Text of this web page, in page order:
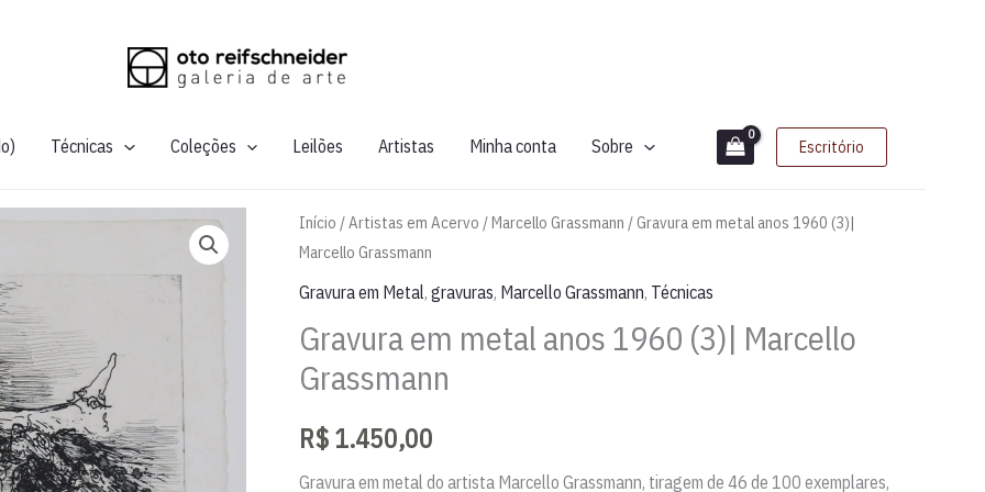
Técnicas Coleções Leilões Artistas Minha conta Sobre Escritório
Início /Artistas em Acervo /Marcello Grassmann / Gravura em metal anos 1960 (3)|
Marcello Grassmann
Gravura em Metal, gravuras, Marcello Grassmann, Técnicas
Gravura em metal anos 1960 (3)| Marcello
Grassmann
R$1.450,00
Gravura em metal do artista Marcello Grassmann, tiragem de 46 de 100 exemplares,